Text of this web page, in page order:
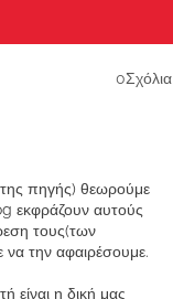
0Σχόλια
της πηγής) θεωρούμε
εκφράζουν αυτούς
τους(των
την αφαιρέσουμε.
είναι η δική μας